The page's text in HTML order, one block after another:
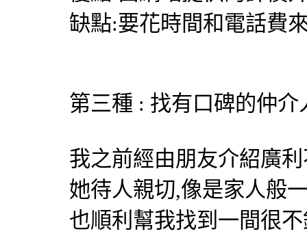
缺點:要花時間和電話費
第三種 : 找有口碑的仲介
我之前經由朋友介紹廣
她待人親切,像是家人般
也順利幫我找到一間很